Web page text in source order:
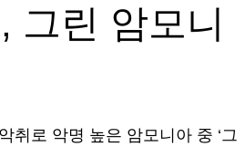
그린 암모니
취로 악명 높은 암모니아 중 ‘그